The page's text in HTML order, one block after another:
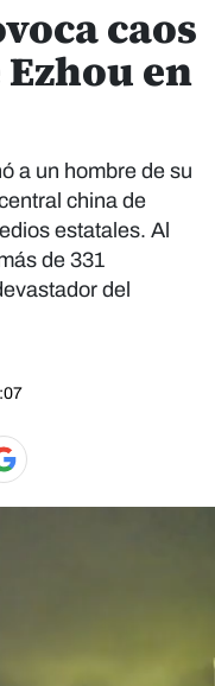
caos
en
a un hombre de su
china de
estatales. Al
de 331
del